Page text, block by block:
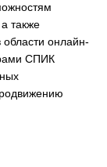
также
онлайн-
СПИК